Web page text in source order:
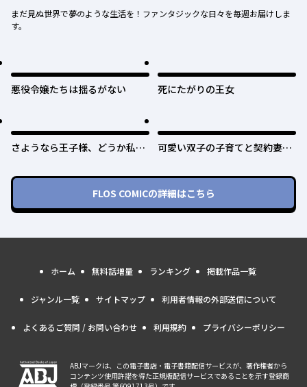
まだ見ぬ世界で夢のような生活を！ファンタジックな日々を毎週お届けしま
す。
悪役令嬢たちは揺るがない 死にたがりの王女
さようなら王子様、どうか私の
可愛い双子の子育てと契約妻は
FLOS COMICの詳細はこちら
ホーム 無料話増量 ランキング 掲載作品一覧
ジャンル一覧 サイトマップ 利用者情報の外部送信について
よくあるご質問 / お問い合わせ 利用規約 プライバシーポリシー
ABJマークは、この電子書店・電子書籍配信サービスが、著作権者から
コンテンツ使用許諾を得た正規版配信サービスであることを示す登録商